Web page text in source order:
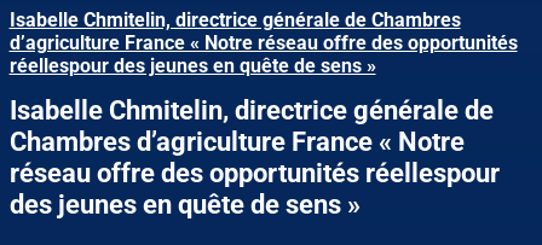
Isabelle Chmitelin, directrice générale de Chambres
d’agriculture France « Notre réseau offre des opportunités
réellespour des jeunes en quête de sens »
Isabelle Chmitelin, directrice générale de
Chambres d’agriculture France « Notre
réseau offre des opportunités réellespour
des jeunes en quête de sens »